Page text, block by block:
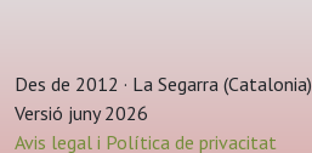
Des de 2012 · La Segarra (Catalonia)
Versió juny 2026
Avis legal i Política de privacitat